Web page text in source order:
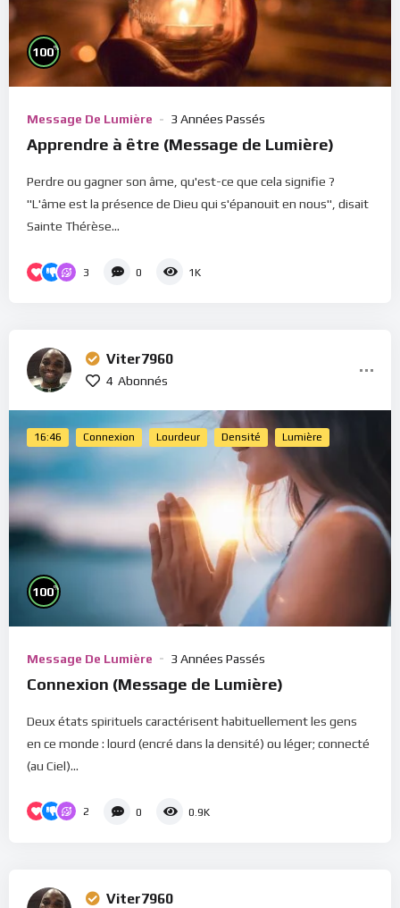
100%
Message De Lumière 3 Années Passés
Apprendre à être (Message de Lumière)
Perdre ou gagner son âme, qu'est-ce que cela signifie ?
"L'âme est la présence de Dieu qui s'épanouit en nous", disait
Sainte Thérèse...
3 0 1K
Viter7960
4 Abonnés
16:46 Connexion Lourdeur Densité Lumière
100%
Message De Lumière 3 Années Passés
Connexion (Message de Lumière)
Deux états spirituels caractérisent habituellement les gens
en ce monde : lourd (encré dans la densité) ou léger; connecté
(au Ciel)...
2 0 0.9K
Viter7960